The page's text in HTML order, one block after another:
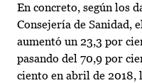
En concreto, según los
Consejería de Sanidad,
aumentó un 23,3 por
pasando del 70,9 por
ciento en abril de 2018,